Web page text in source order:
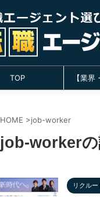
TOP 【業界
HOME >job-worker
job-workerの
リクル